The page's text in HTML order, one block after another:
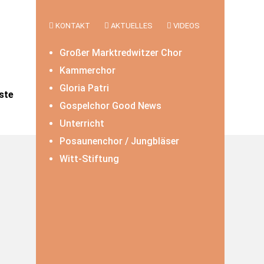
KONTAKT AKTUELLES VIDEOS
Großer Marktredwitzer Chor
Kammerchor
Gloria Patri
Gospelchor Good News
Unterricht
Posaunenchor / Jungbläser
Witt-Stiftung